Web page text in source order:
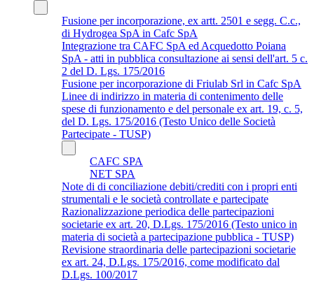
Fusione per incorporazione, ex artt. 2501 e segg. C.c.,
di Hydrogea SpA in Cafc SpA
Integrazione tra CAFC SpA ed Acquedotto Poiana
SpA - atti in pubblica consultazione ai sensi dell'art. 5 c.
2 del D. Lgs. 175/2016
Fusione per incorporazione di Friulab Srl in Cafc SpA
Linee di indirizzo in materia di contenimento delle
spese di funzionamento e del personale ex art. 19, c. 5,
del D. Lgs. 175/2016 (Testo Unico delle Società
Partecipate - TUSP)
CAFC SPA
NET SPA
Note di di conciliazione debiti/crediti con i propri enti
strumentali e le società controllate e partecipate
Razionalizzazione periodica delle partecipazioni
societarie ex art. 20, D.Lgs. 175/2016 (Testo unico in
materia di società a partecipazione pubblica - TUSP)
Revisione straordinaria delle partecipazioni societarie
ex art. 24, D.Lgs. 175/2016, come modificato dal
D.Lgs. 100/2017